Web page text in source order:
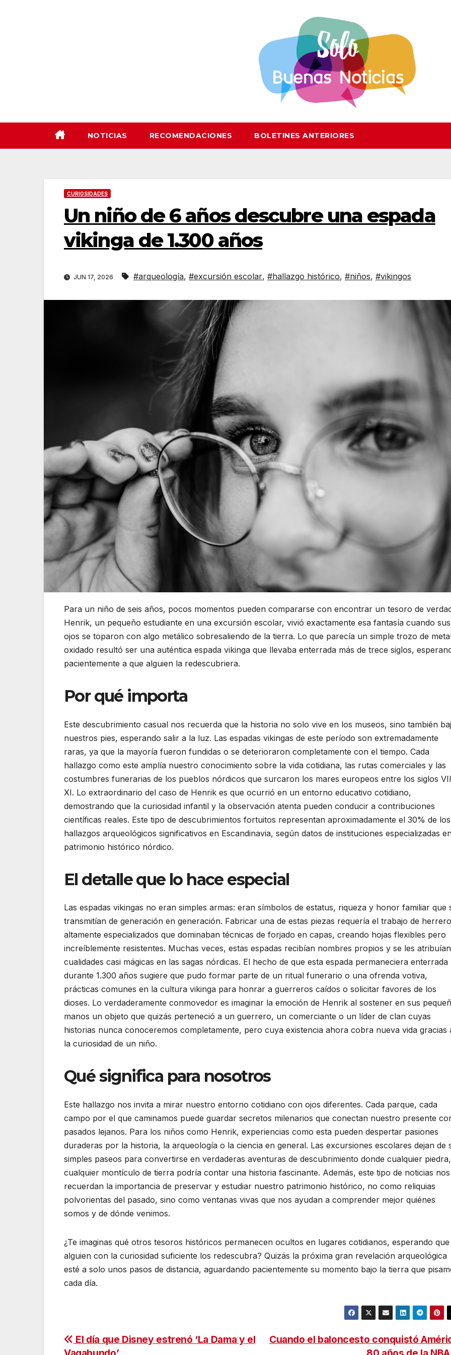
NOTICIAS RECOMENDACIONES BOLETINES ANTERIORES
CURIOSIDADES
Un niño de 6 años descubre una espada
vikinga de 1.300 años
JUN 17, 2026 #arqueología, #excursión escolar, #hallazgo histórico, #niños, #vikingos
Para un niño de seis años, pocos momentos pueden compararse con encontrar un tesoro de
Henrik, un pequeño estudiante en una excursión escolar, vivió exactamente esa fantasía cuando sus
ojos se toparon con algo metálico sobresaliendo de la tierra. Lo que parecía un simple trozo de
oxidado resultó ser una auténtica espada vikinga que llevaba enterrada más de trece siglos,
pacientemente a que alguien la redescubriera.
Por qué importa
Este descubrimiento casual nos recuerda que la historia no solo vive en los museos, sino también
nuestros pies, esperando salir a la luz. Las espadas vikingas de este período son extremadamente
raras, ya que la mayoría fueron fundidas o se deterioraron completamente con el tiempo. Cada
hallazgo como este amplía nuestro conocimiento sobre la vida cotidiana, las rutas comerciales y las
costumbres funerarias de los pueblos nórdicos que surcaron los mares europeos entre los siglos
XI. Lo extraordinario del caso de Henrik es que ocurrió en un entorno educativo cotidiano,
demostrando que la curiosidad infantil y la observación atenta pueden conducir a contribuciones
científicas reales. Este tipo de descubrimientos fortuitos representan aproximadamente el 30% de los
hallazgos arqueológicos significativos en Escandinavia, según datos de instituciones especializadas
patrimonio histórico nórdico.
El detalle que lo hace especial
Las espadas vikingas no eran simples armas: eran símbolos de estatus, riqueza y honor familiar que
transmitían de generación en generación. Fabricar una de estas piezas requería el trabajo de
altamente especializados que dominaban técnicas de forjado en capas, creando hojas flexibles pero
increíblemente resistentes. Muchas veces, estas espadas recibían nombres propios y se les atribuían
cualidades casi mágicas en las sagas nórdicas. El hecho de que esta espada permaneciera enterrada
durante 1.300 años sugiere que pudo formar parte de un ritual funerario o una ofrenda votiva,
prácticas comunes en la cultura vikinga para honrar a guerreros caídos o solicitar favores de los
dioses. Lo verdaderamente conmovedor es imaginar la emoción de Henrik al sostener en sus
manos un objeto que quizás perteneció a un guerrero, un comerciante o un líder de clan cuyas
historias nunca conoceremos completamente, pero cuya existencia ahora cobra nueva vida gracias
la curiosidad de un niño.
Qué significa para nosotros
Este hallazgo nos invita a mirar nuestro entorno cotidiano con ojos diferentes. Cada parque, cada
campo por el que caminamos puede guardar secretos milenarios que conectan nuestro presente
pasados lejanos. Para los niños como Henrik, experiencias como esta pueden despertar pasiones
duraderas por la historia, la arqueología o la ciencia en general. Las excursiones escolares dejan de
simples paseos para convertirse en verdaderas aventuras de descubrimiento donde cualquier piedra,
cualquier montículo de tierra podría contar una historia fascinante. Además, este tipo de noticias nos
recuerdan la importancia de preservar y estudiar nuestro patrimonio histórico, no como reliquias
polvorientas del pasado, sino como ventanas vivas que nos ayudan a comprender mejor quiénes
somos y de dónde venimos.
¿Te imaginas qué otros tesoros históricos permanecen ocultos en lugares cotidianos, esperando que
alguien con la curiosidad suficiente los redescubra? Quizás la próxima gran revelación arqueológica
esté a solo unos pasos de distancia, aguardando pacientemente su momento bajo la tierra que
cada día.
Navegación
Cuando el baloncesto conquistó
El día que Disney estrenó ‘La Dama y el
CULTURA
SALUD
Los 60
mejor
para
nuevo